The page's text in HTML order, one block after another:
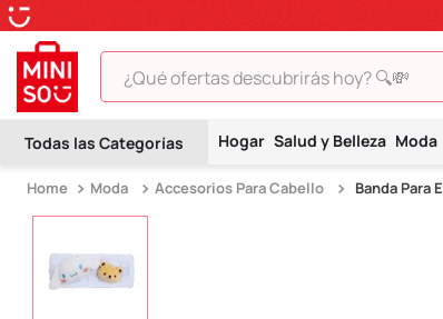
¿Qué ofertas descubrirás hoy? 🔍💸
Hogar Salud y Belleza Moda
Moda Accesorios Para Cabello Banda Para
TÉRMINOS MÁS BUSCADOS
2.
hello kitty